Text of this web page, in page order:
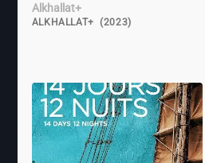
Alkhallat+
ALKHALLAT+ (2023)